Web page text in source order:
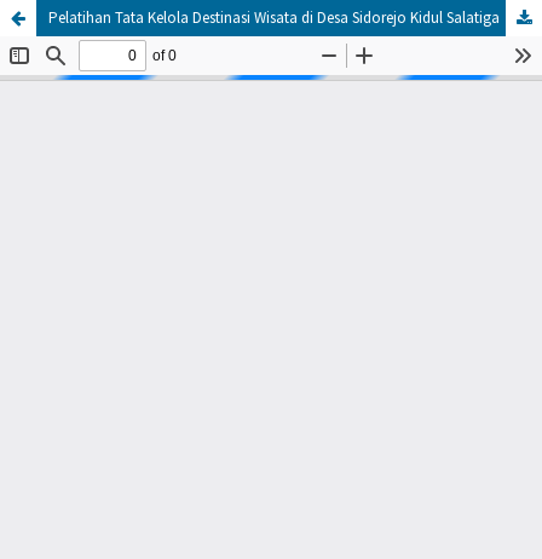
Pelatihan Tata Kelola Destinasi Wisata di Desa Sidorejo Kidul Salatiga